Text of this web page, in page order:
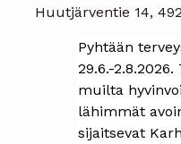
Huutjärventie 14,
Pyhtään
29.6.-
muilta
lähimmät
sijaitsevat